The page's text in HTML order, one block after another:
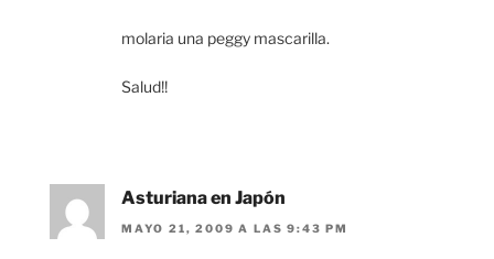
molaria una peggy mascarilla.
Salud!!
Asturiana en Japón
MAYO 21, 2009 A LAS 9:43 PM